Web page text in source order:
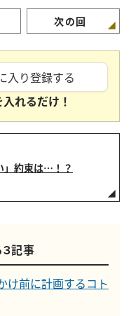
次の回
入り登録する
入れるだけ！
」約束は…！？
記事
け前に計画するコト